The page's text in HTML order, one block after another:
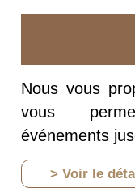
Nous vous
vous
événements
> Voir le